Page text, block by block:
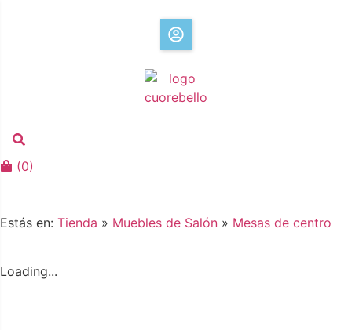
(0)
Estás en: Tienda » Muebles de Salón » Mesas de centro
Loading...